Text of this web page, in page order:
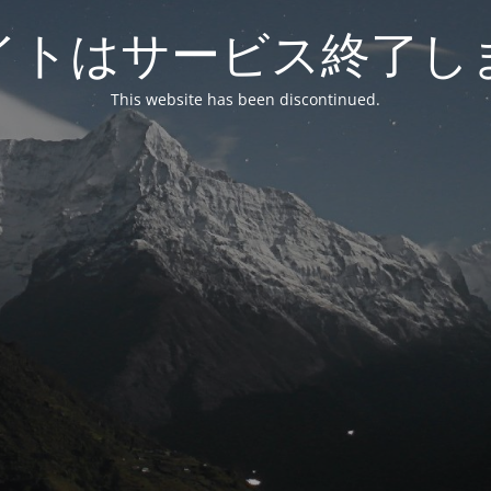
トはサービス終了し
This website has been discontinued.